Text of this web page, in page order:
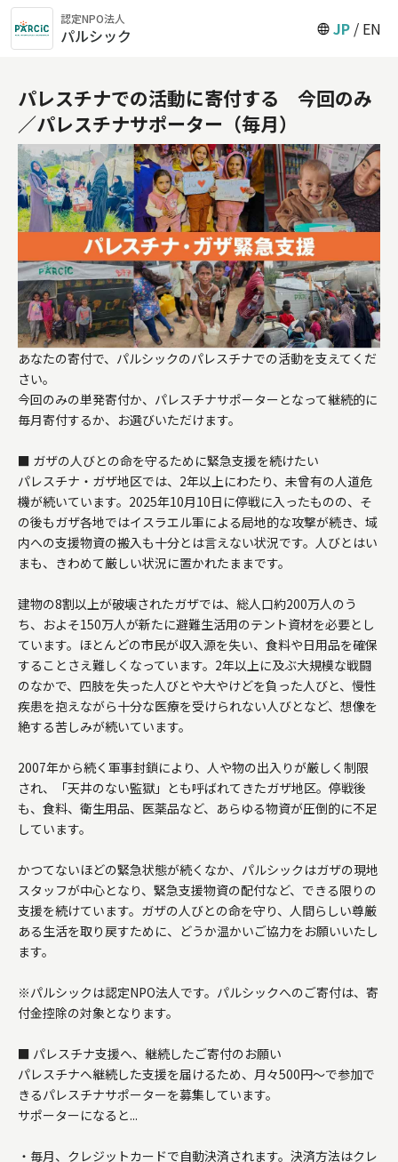
認定NPO法人
パルシック JP EN
パレスチナでの活動に寄付する 今回のみ
／パレスチナサポーター（毎月）
あなたの寄付で、パルシックのパレスチナでの活動を支えてくだ
さい。
今回のみの単発寄付か、パレスチナサポーターとなって継続的に
毎月寄付するか、お選びいただけます。
■ ガザの人びとの命を守るために緊急支援を続けたい
パレスチナ・ガザ地区では、2年以上にわたり、未曾有の人道危
機が続いています。2025年10月10日に停戦に入ったものの、そ
の後もガザ各地ではイスラエル軍による局地的な攻撃が続き、域
内への支援物資の搬入も十分とは言えない状況です。人びとはい
まも、きわめて厳しい状況に置かれたままです。
建物の8割以上が破壊されたガザでは、総人口約200万人のう
ち、およそ150万人が新たに避難生活用のテント資材を必要とし
ています。ほとんどの市民が収入源を失い、食料や日用品を確保
することさえ難しくなっています。2年以上に及ぶ大規模な戦闘
のなかで、四肢を失った人びとや大やけどを負った人びと、慢性
疾患を抱えながら十分な医療を受けられない人びとなど、想像を
絶する苦しみが続いています。
2007年から続く軍事封鎖により、人や物の出入りが厳しく制限
され、「天井のない監獄」とも呼ばれてきたガザ地区。停戦後
も、食料、衛生用品、医薬品など、あらゆる物資が圧倒的に不足
しています。
かつてないほどの緊急状態が続くなか、パルシックはガザの現地
スタッフが中心となり、緊急支援物資の配付など、できる限りの
支援を続けています。ガザの人びとの命を守り、人間らしい尊厳
ある生活を取り戻すために、どうか温かいご協力をお願いいたし
ます。
※パルシックは認定NPO法人です。パルシックへのご寄付は、寄
付金控除の対象となります。
■ パレスチナ支援へ、継続したご寄付のお願い
パレスチナへ継続した支援を届けるため、月々500円〜で参加で
きるパレスチナサポーターを募集しています。
サポーターになると...
・毎月、クレジットカードで自動決済されます。決済方法はクレ